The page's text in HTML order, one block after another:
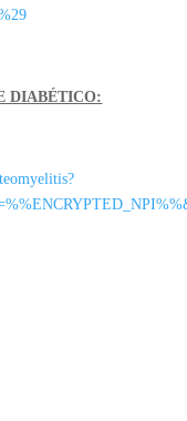
DIABÉTICO: